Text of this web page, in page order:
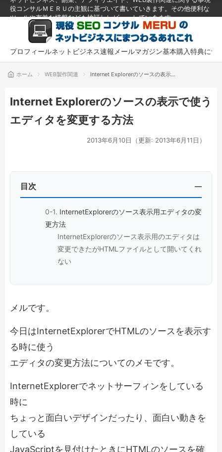
役コンサルＭＥＲＵの主観に基づいて書いていきます。その他便利な
ツールや有益な情報なども検証しレビューしていきます。
プロフィールネットビジネス速報メールマガジン基本購入特典につ
ホーム WEB製作関連
Internet Explorerのソースの表示で
Internet Explorerのソースの表示で使う
エディタを変更する方法
2013年6月10日 （更新: 2013年6月11日）
目次
InternetExplorerのソース表示用エディタの変
更方法
InternetExplorerのソース表示用のエディタは
変更できたがHTMLファイルとして開いてくれ
ない
メルです。
今日はInternetExplorerでHTMLのソースを表示す
る時に使う
エディタの変更方法についてのメモです。
InternetExplorerでネットサーフィンをしている
時に
ちょっと面白いデザインだったり、面白い動きを
している
JavaScriptを見付けたときにHTMLのソースを確